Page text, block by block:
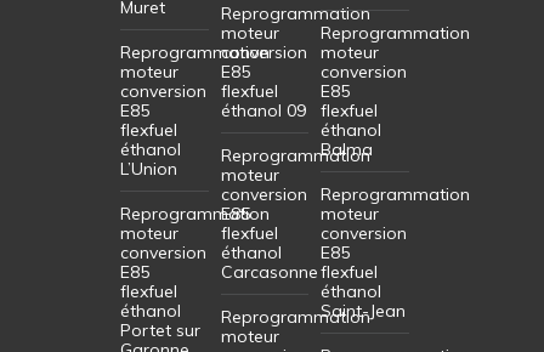
Muret
Reprogrammation
moteur
conversion
E85
flexfuel
éthanol
L’Union
Reprogrammation
moteur
conversion
E85
flexfuel
éthanol
Portet sur
Reprogrammation
moteur
conversion
E85
flexfuel
éthanol 09
Reprogrammation
moteur
conversion
E85
flexfuel
éthanol
Carcasonne
Reprogrammation
moteur
Reprogrammation
moteur
conversion
E85
flexfuel
éthanol
Balma
Reprogrammation
moteur
conversion
E85
flexfuel
éthanol
Saint-Jean